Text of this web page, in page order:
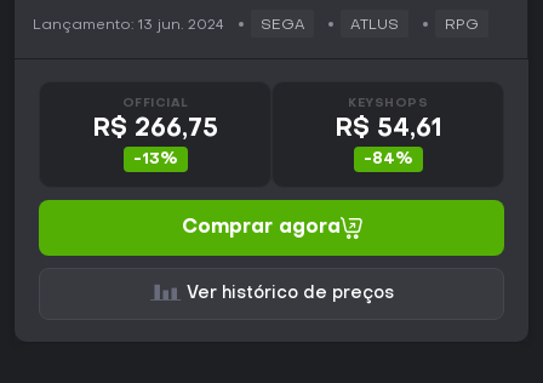
Lançamento: 13 jun. 2024 SEGA ATLUS RPG
OFFICIAL
R$ 266,75
-13%
KEYSHOPS
R$ 54,61
-84%
Comprar agora
Ver histórico de preços